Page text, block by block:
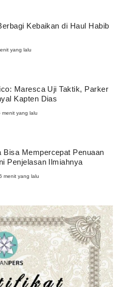
Kebaikan di Haul Habib
yang lalu
Maresca Uji Taktik, Parker
Kapten Dias
menit yang lalu
Bisa Mempercepat Penuaan
Penjelasan Ilmiahnya
menit yang lalu